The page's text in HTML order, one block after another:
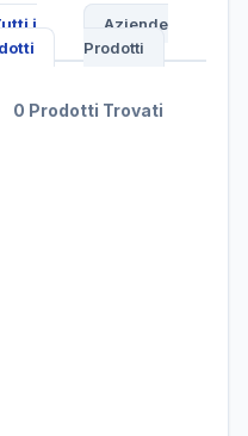
i
Aziende
Prodotti
0 Prodotti Trovati